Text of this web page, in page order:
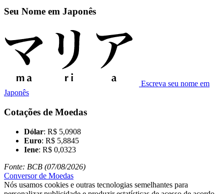
Seu Nome em Japonês
Escreva seu nome em
Japonês
Cotações de Moedas
Dólar: R$ 5,0908
Euro: R$ 5,8845
Iene: R$ 0,0323
Fonte: BCB (07/08/2026)
Conversor de Moedas
Nós usamos cookies e outras tecnologias semelhantes para